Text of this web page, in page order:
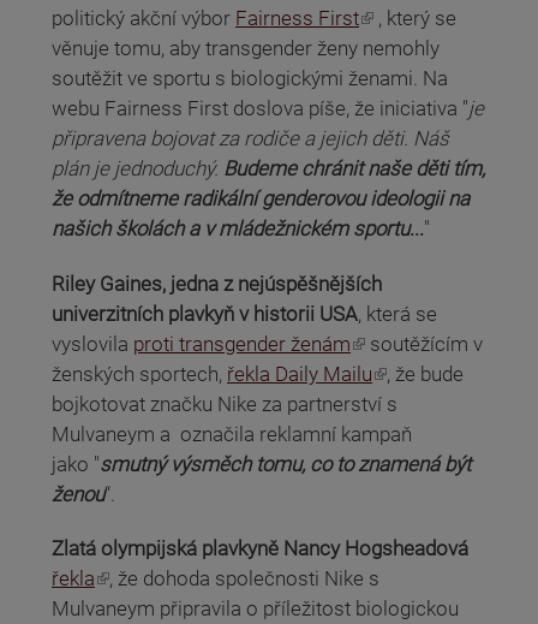
politický akční výbor Fairness First
(odkaz je externí)
, který se
věnuje tomu, aby transgender ženy nemohly
soutěžit ve sportu s biologickými ženami. Na
webu Fairness First doslova píše, že iniciativa "je
připravena bojovat za rodiče a jejich děti. Náš
plán je jednoduchý. Budeme chránit naše děti tím,
že odmítneme radikální genderovou ideologii na
našich školách a v mládežnickém sportu..."
Riley Gaines, jedna z nejúspěšnějších
univerzitních plavkyň v historii USA, která se
vyslovila proti transgender ženám
(odkaz je externí)
soutěžícím v
ženských sportech, řekla Daily Mailu
(odkaz je externí)
, že bude
bojkotovat značku Nike za partnerství s
Mulvaneym a označila reklamní kampaň
jako "smutný výsměch tomu, co to znamená být
ženou“.
Zlatá olympijská plavkyně Nancy Hogsheadová
řekla
(odkaz je externí), že dohoda společnosti Nike s
Mulvaneym připravila o příležitost biologickou